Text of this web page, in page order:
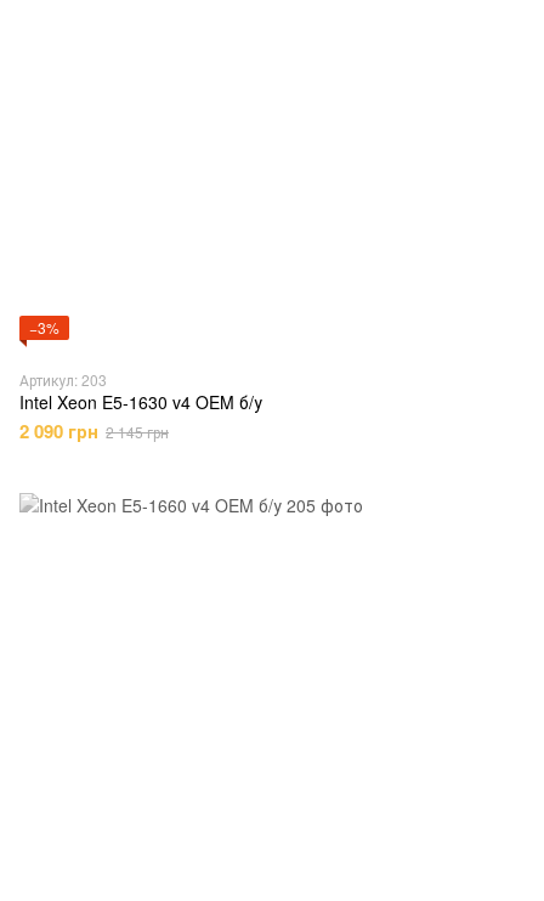
−3%
Артикул: 203
Intel Xeon E5-1630 v4 OEM б/у
2 090 грн 2 145 грн